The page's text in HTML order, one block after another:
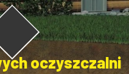
oczyszczalni